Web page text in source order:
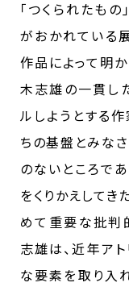
｢つくられたも
がおかれている
作品によって明
木志雄の一貫し
ルしようとする
ちの基盤とみな
のないところであ
をくりかえしてき
めて重要な批判
志雄は、近年ア
な要素を取り入